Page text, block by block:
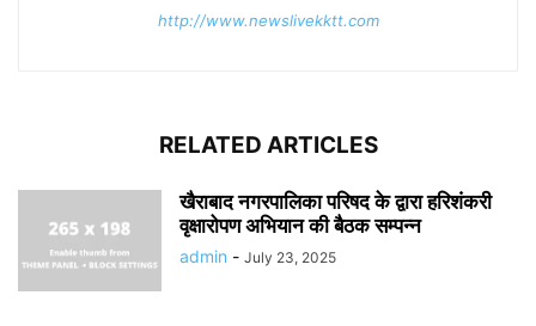
http://www.newslivekktt.com
RELATED ARTICLES
खैराबाद नगरपालिका परिषद के द्वारा हरिशंकरी
वृक्षारोपण अभियान की बैठक सम्पन्न
admin - July 23, 2025